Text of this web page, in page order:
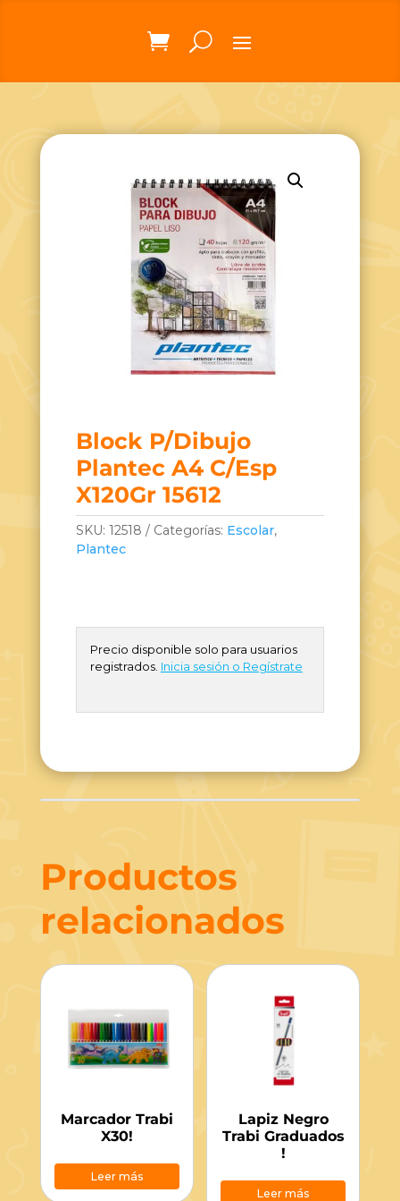
Block P/Dibujo
Plantec A4 C/Esp
X120Gr 15612
SKU: 12518 Categorías: Escolar,
Plantec
Precio disponible solo para usuarios
registrados. Inicia sesión o Regístrate
Productos
relacionados
Marcador Trabi
X30!
Leer más
Lapiz Negro
Trabi Graduados
!
Leer más